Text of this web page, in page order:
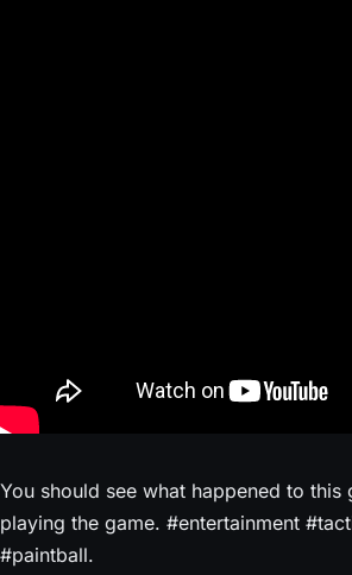
You should see what happened to this
playing the game. #entertainment
#paintball.